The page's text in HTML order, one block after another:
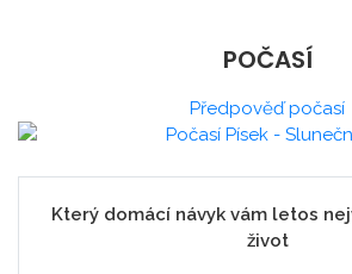
POČASÍ
Předpověď počasí
Který domácí návyk vám letos
život